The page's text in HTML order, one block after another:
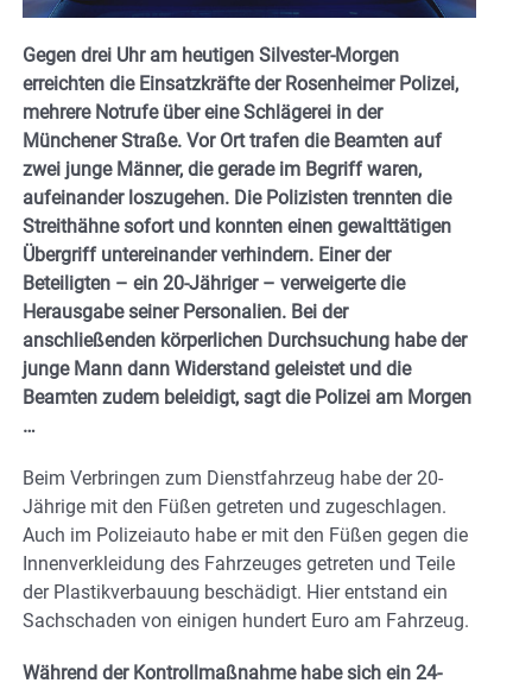
Gegen drei Uhr am heutigen Silvester-Morgen
erreichten die Einsatzkräfte der Rosenheimer Polizei,
mehrere Notrufe über eine Schlägerei in der
Münchener Straße. Vor Ort trafen die Beamten auf
zwei junge Männer, die gerade im Begriff waren,
aufeinander loszugehen. Die Polizisten trennten die
Streithähne sofort und konnten einen gewalttätigen
Übergriff untereinander verhindern. Einer der
Beteiligten – ein 20-Jähriger – verweigerte die
Herausgabe seiner Personalien. Bei der
anschließenden körperlichen Durchsuchung habe der
junge Mann dann Widerstand geleistet und die
Beamten zudem beleidigt, sagt die Polizei am Morgen
…
Beim Verbringen zum Dienstfahrzeug habe der 20-
Jährige mit den Füßen getreten und zugeschlagen.
Auch im Polizeiauto habe er mit den Füßen gegen die
Innenverkleidung des Fahrzeuges getreten und Teile
der Plastikverbauung beschädigt. Hier entstand ein
Sachschaden von einigen hundert Euro am Fahrzeug.
Während der Kontrollmaßnahme habe sich ein 24-